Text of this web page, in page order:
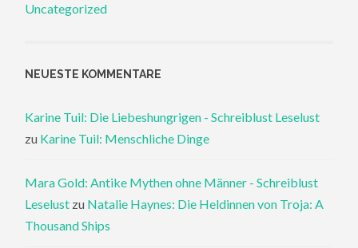
Uncategorized
NEUESTE KOMMENTARE
Karine Tuil: Die Liebeshungrigen - Schreiblust Leselust
zu Karine Tuil: Menschliche Dinge
Mara Gold: Antike Mythen ohne Männer - Schreiblust
Leselust zu Natalie Haynes: Die Heldinnen von Troja: A
Thousand Ships